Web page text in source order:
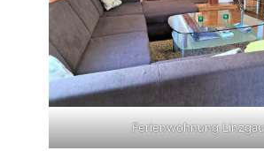
Ferienwohnung Linzgau